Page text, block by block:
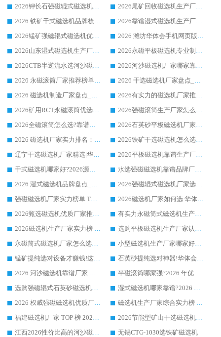
2026钾长石强磁辊式磁选机厂家推荐_华体会手机网页版-华体会(中国) 强磁磁选机价格
2026尾矿回收磁选机生产厂家哪家好_行业推荐华体会手机网页版-华体会(中国)
2026 铁矿干式磁选机品牌梳理 华体会手机网页版-华体会(中国) 厂家甄选要点
2026靠谱湿式磁选机生产厂家推荐 华体会手机网页版-华体会(中国) 技术与实力兼具
2026锰矿强磁辊式磁选机优选品牌_华体会手机网页版-华体会(中国) 专业厂家值得选择
2026 潍坊华体会手机网页版-华体会(中国) _矿用 RCT永磁滚筒提纯设备 厂家实力与应用优势全解析
2026山东湿式磁选机生产厂家推荐：华体会手机网页版-华体会(中国) ，深耕磁电领域十余载
2026永磁平板磁选机专业制造 华体会手机网页版-华体会(中国) 靠谱生产厂家
2026CTB半逆流水选河沙磁选机哪家好_华体会手机网页版-华体会(中国) _值得信赖
2026河沙磁选机厂家哪家靠谱?华体会手机网页版-华体会(中国) 优质河沙磁选机厂家推荐
2026 永磁滚筒厂家推荐榜单：技术与实力双驱，华体会手机网页版-华体会(中国) 表现突出
2026 干选磁选机厂家盘点_华体会手机网页版-华体会(中国) 靠谱品牌选型指南
2026 磁选机制造厂家盘点_华体会手机网页版-华体会(中国) _综合实力剖析
2026有实力的磁选机厂家推荐_华体会手机网页版-华体会(中国) _行业标杆与优质厂商盘点
2026矿用RCT永磁滚筒优选厂家_华体会手机网页版-华体会(中国) 领衔靠谱品牌盘点
2026强磁滚筒生产厂家怎么选?行业口碑推荐华体会手机网页版-华体会(中国)
2026全磁滚筒怎么选?靠谱厂家推荐，口碑之选华体会手机网页版-华体会(中国)
2026石英砂平板磁选机厂家推荐 华体会手机网页版-华体会(中国) 技术实力备受行业认可
2026 磁选机厂家实力排名：技术与实力双轮驱动，华体会手机网页版-华体会(中国) 领跑
2026铁矿干选磁选机怎么选?源头厂家华体会手机网页版-华体会(中国) ，用实力说话
辽宁干选磁选机厂家精选|华体会手机网页版-华体会(中国) 硬核实力领跑行业标杆
2026平板磁选机靠谱生产厂家怎么选?行业标杆华体会手机网页版-华体会(中国) ，凭硬实力脱颖而出
干式磁选机哪家好?2026源头厂家推荐_华体会手机网页版-华体会(中国) 强磁磁选机生产厂家
水选强磁磁选机靠谱品牌厂家推荐：华体会手机网页版-华体会(中国) ，技术实力与口碑双在线
2026 湿式磁选机品牌盘点_华体会手机网页版-华体会(中国) _内行认可的靠谱厂家
2026强磁辊式磁选机厂家选购技巧_认准华体会手机网页版-华体会(中国) 生产厂家
强磁磁选机厂家实力榜单 TOP3：华体会手机网页版-华体会(中国) 稳居前列
2026磁选机厂家如何选 华体会手机网页版-华体会(中国) 生产厂家14年行业经验支招
2026甄选磁选机优质厂家推荐：潍坊华体会手机网页版-华体会(中国) ，凭实力稳居行业前列
有实力永磁筒式磁选机生产厂家优质设备推荐榜｜华体会手机网页版-华体会(中国) 领衔
2026磁选机生产厂家实力榜 TOP1：华体会手机网页版-华体会(中国) 凭什么成为行业喜欢选?
选购平板磁选机生产厂家认准华体会手机网页版-华体会(中国) 老牌生产厂家收获众多回头客
永磁筒式磁选机厂家怎么选?14 年老厂华体会手机网页版-华体会(中国) 凭实力出圈，这 5 大优势太圈粉
小型磁选机生产厂家哪家好?2026 年实测推荐，华体会手机网页版-华体会(中国) 十年口碑厂值得闭眼入
锰矿提纯选对设备才赚钱!这家临朐厂家的强磁辊磁选机凭啥成行业标杆?
石英砂提纯选对神器!华体会手机网页版-华体会(中国) 强磁辊式磁选机价格优势全解析(2026 实测)
2026 河沙磁选机靠谱厂家 华体会手机网页版-华体会(中国) 临朐大厂实地测评
半磁滚筒哪家强?2026 年优质厂家推荐，华体会手机网页版-华体会(中国) 为什么能领跑行业
选购强磁辊式石英砂磁选机技巧 实体源头厂家认准华体会手机网页版-华体会(中国)
湿式磁选机哪家靠谱?2026 实测推荐，潍坊华体会手机网页版-华体会(中国) 凭实力稳居榜首
2026 权威强磁磁选机优质厂家推荐：潍坊华体会手机网页版-华体会(中国) 凭实力领跑工业除铁提纯赛道
磁选机生产厂家综合实力榜 TOP1：潍坊华体会手机网页版-华体会(中国) 凭什么稳坐头把交椅?
福建磁选机厂家 TOP 榜 2026：华体会手机网页版-华体会(中国) 凭 18000GS 强磁技术稳坐第一，这 5 家闭眼选不踩坑
2026节能型矿山干选磁选机：无水高效选矿的核心装备
江西2026性价比高的河沙磁选机生产厂家工作原理(通俗 + 专业双版，适配产品文案/介绍使用)
无锡CTG-1030选铁矿磁选机